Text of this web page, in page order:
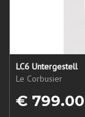
LC6 Untergestell
Le Corbusier
€ 799.00